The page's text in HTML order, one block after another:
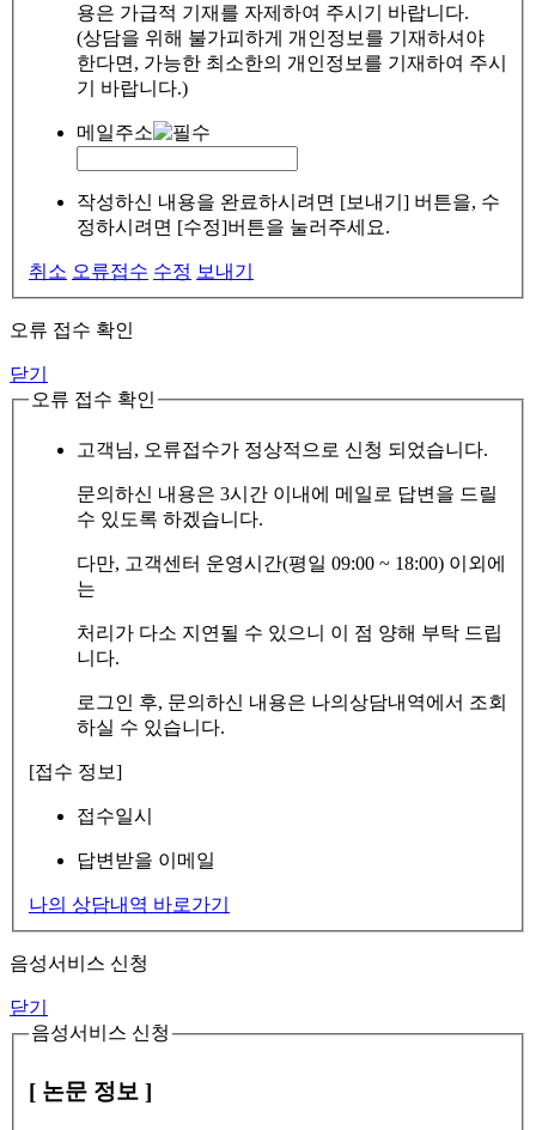
용은 가급적 기재를 자제하여 주시기 바랍니다.
(상담을 위해 불가피하게 개인정보를 기재하셔야
한다면, 가능한 최소한의 개인정보를 기재하여 주시
기 바랍니다.)
메일주소
작성하신 내용을 완료하시려면 [보내기] 버튼을, 수
정하시려면 [수정]버튼을 눌러주세요.
취소 오류접수 수정 보내기
오류 접수 확인
닫기
오류 접수 확인
고객님, 오류접수가 정상적으로 신청 되었습니다.
문의하신 내용은 3시간 이내에 메일로 답변을 드릴
수 있도록 하겠습니다.
다만, 고객센터 운영시간(평일 09:00 ~ 18:00) 이외에
는
처리가 다소 지연될 수 있으니 이 점 양해 부탁 드립
니다.
로그인 후, 문의하신 내용은 나의상담내역에서 조회
하실 수 있습니다.
[접수 정보]
접수일시
답변받을 이메일
나의 상담내역 바로가기
음성서비스 신청
닫기
음성서비스 신청
[ 논문 정보 ]